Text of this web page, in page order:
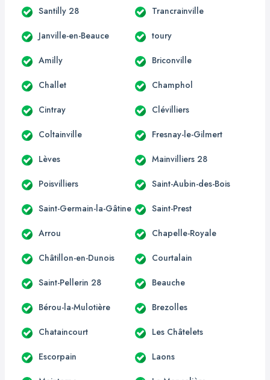
Santilly 28 Trancrainville
Janville-en-Beauce toury
Amilly Briconville
Challet Champhol
Cintray Clévilliers
Coltainville Fresnay-le-Gilmert
Lèves Mainvilliers 28
Poisvilliers Saint-Aubin-des-Bois
Saint-Germain-la-Gâtine Saint-Prest
Arrou Chapelle-Royale
Châtillon-en-Dunois Courtalain
Saint-Pellerin 28 Beauche
Bérou-la-Mulotière Brezolles
Chataincourt Les Châtelets
Escorpain Laons